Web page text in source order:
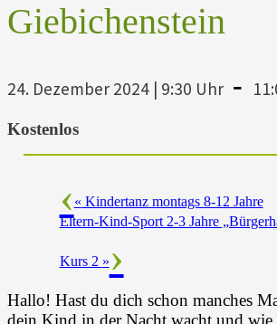
Giebichenstein
24. Dezember 2024 | 9:30 Uhr -
Kostenlos
« Kindertanz montags 8-12 Jahre
Eltern-Kind-Sport 2-3 Jahre
Kurs 2 »
Hallo! Hast du dich schon manches
dein Kind in der Nacht wacht und wie